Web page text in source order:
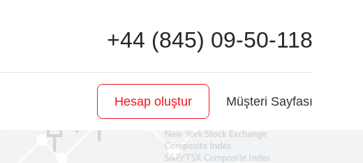
+44 (845) 09-50-118
Hesap oluştur Müşteri Sayfası